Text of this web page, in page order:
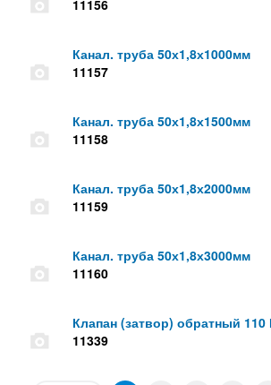
11156
Канал. труба 50х1,8х1000мм
11157
Канал. труба 50х1,8х1500мм
11158
Канал. труба 50х1,8х2000мм
11159
Канал. труба 50х1,8х3000мм
11160
Клапан (затвор) обратный 110
11339